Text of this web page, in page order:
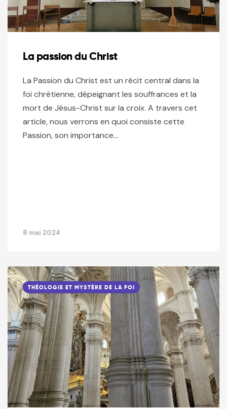
La passion du Christ
La Passion du Christ est un récit central dans la
foi chrétienne, dépeignant les souffrances et la
mort de Jésus-Christ sur la croix. A travers cet
article, nous verrons en quoi consiste cette
Passion, son importance…
8 mai 2024
THÉOLOGIE ET MYSTÈRE DE LA FOI